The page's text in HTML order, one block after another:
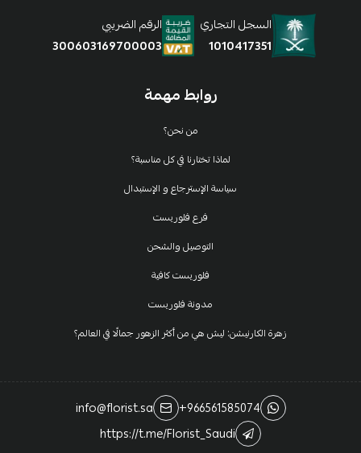
روابط مهمة
من نحن؟
لماذا تختارنا في كل مناسبة؟
سياسة الإسترجاع و الإستبدال
فرع فلوريست
التوصيل والشحن
فلوريست كافية
مدونة فلوريست
زهرة الكارنيشن: ليش هي من أكثر الزهور جمالًا في العالم؟
السجل التجاري
1010417351
الرقم الضريبي
300603169700003
+966561585074
info@florist.sa
https://t.me/Florist_Saudi